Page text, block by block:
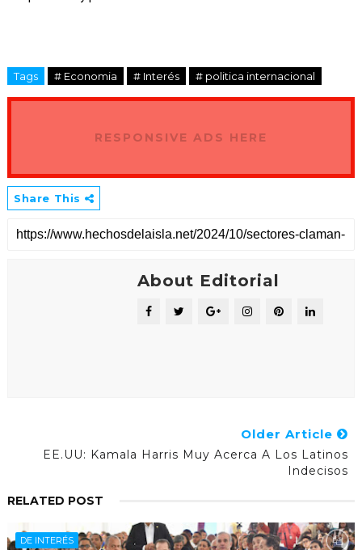
Tags # Economia # Interés # politica internacional
RESPONSIVE ADS HERE
Share This
About Editorial
Older Article
EE.UU: Kamala Harris Muy Acerca A Los Latinos
Indecisos
RELATED POST
DE INTERÉS